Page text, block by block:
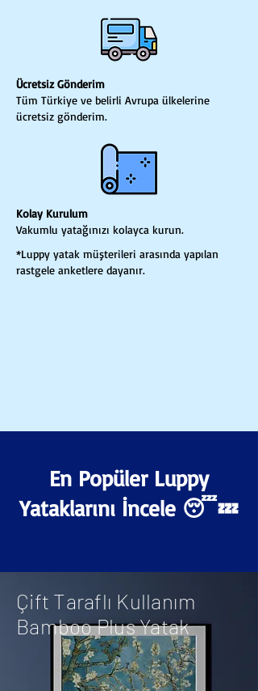
Ücretsiz Gönderim
Tüm Türkiye ve belirli Avrupa ülkelerine
ücretsiz gönderim.
Kolay Kurulum
Vakumlu yatağınızı kolayca kurun.
*Luppy yatak müşterileri arasında yapılan
rastgele anketlere dayanır.
En Popüler Luppy
Yataklarını İncele 😴💤
Çift Taraflı Kullanım
Bamboo Plus Yatak